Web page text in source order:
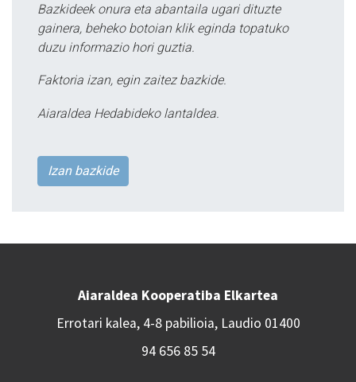
Bazkideek onura eta abantaila ugari dituzte
gainera, beheko botoian klik eginda topatuko
duzu informazio hori guztia.
Faktoria izan, egin zaitez bazkide.
Aiaraldea Hedabideko lantaldea.
Izan bazkide
Aiaraldea Kooperatiba Elkartea
Errotari kalea, 4-8 pabilioia, Laudio 01400
94 656 85 54